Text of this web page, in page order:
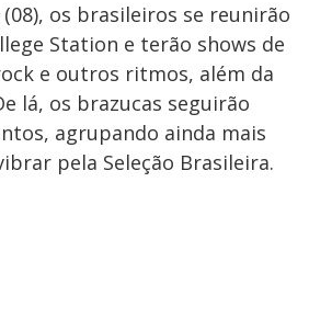
os brasileiros se reunirão
Station e terão shows de
e outros ritmos, além da
lá, os brazucas seguirão
agrupando ainda mais
pela Seleção Brasileira.